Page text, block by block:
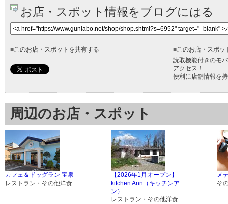
お店・スポット情報をブログにはる
■このお店・スポットを共有する ■このお店・スポッ
読取機能付きのモ
アクセス！
便利に店舗情報を
周辺のお店・スポット
カフェ＆ドッグラン 宝泉
レストラン・その他洋食
【2026年1月オープン】
kitchen Ann（キッチンア
ン）
レストラン・その他洋食
メ
そ